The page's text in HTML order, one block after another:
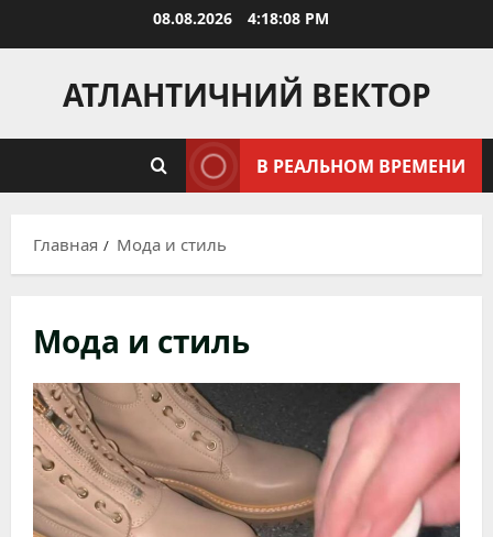
08.08.2026 4:18:10 PM
АТЛАНТИЧНИЙ ВЕКТОР
В РЕАЛЬНОМ ВРЕМЕНИ
Главная Мода и стиль
Мода и стиль